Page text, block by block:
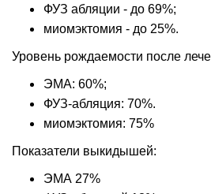
ФУЗ абляции - до 69%;
миомэктомия - до 25%.
Уровень рождаемости после
ЭМА: 60%;
ФУЗ-абляция: 70%.
миомэктомия: 75%
Показатели выкидышей:
ЭМА 27%